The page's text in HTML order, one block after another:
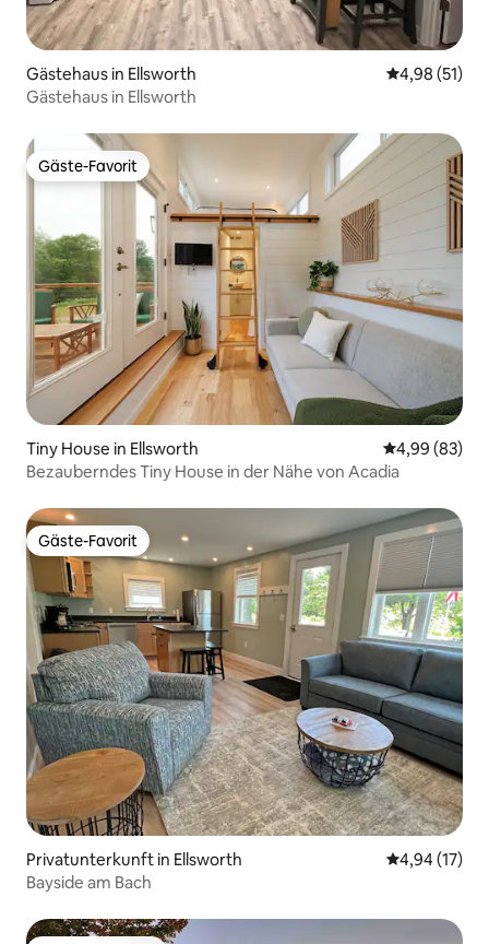
Gästehaus in Ellsworth
4,98 (51)
Gästehaus in Ellsworth
Gäste-Favorit
Gäste-Favorit
Tiny House in Ellsworth
4,99 (83)
Bezauberndes Tiny House in der Nähe von Acadia
Gäste-Favorit
Gäste-Favorit
Privatunterkunft in Ellsworth
4,94 (17)
Bayside am Bach